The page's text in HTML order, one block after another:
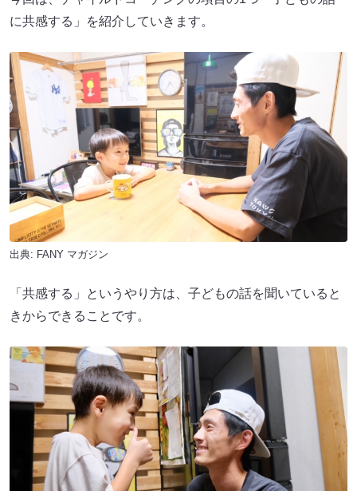
に共感する」を紹介していきます。
出典: FANY マガジン
「共感する」というやり方は、子どもの話を聞いていると
きからできることです。